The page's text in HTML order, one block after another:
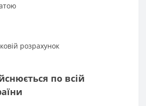
розрахунок
по всій